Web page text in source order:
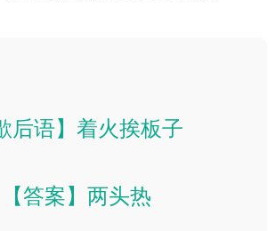
后语】着火挨板子
【答案】两头热